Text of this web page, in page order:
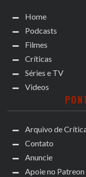
Home
Podcasts
Filmes
Críticas
Séries e TV
Videos
Arquivo de
Contato
Anuncie
Apoie no Patreon